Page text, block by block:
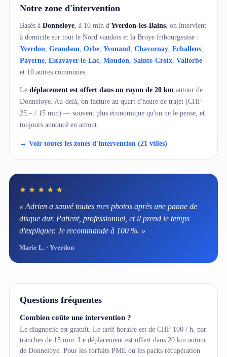
Notre zone d'intervention
Basés à Donneloye, à 10 min d'Yverdon-les-Bains, on intervient
à domicile sur tout le Nord vaudois et la Broye fribourgeoise :
Yverdon, Grandson, Orbe, Yvonand, Chavornay, Echallens,
Payerne, Estavayer-le-Lac, Moudon, Sainte-Croix, Vallorbe
et 10 autres communes.
Le déplacement est offert dans un rayon de 20 km autour de
Donneloye. Au-delà, on facture au quart d'heure de trajet (CHF
25.– / 15 min) — souvent plus économique qu'on ne le pense, et
toujours annoncé en amont.
→ Voir toutes les zones d'intervention (21 villes)
★★★★★
« Adrien a sauvé toutes mes photos après une panne de
disque dur. Patient, professionnel, et il prend le temps
d'expliquer. Je recommande à 100 %. »
Marie L. · Yverdon
Questions fréquentes
Combien coûte une intervention ?
Le diagnostic est gratuit. Le tarif horaire est de CHF 100 / h, par
tranches de 15 min. Le déplacement est offert dans 20 km autour
de Donneloye. Pour les forfaits PME ou les packs récupération